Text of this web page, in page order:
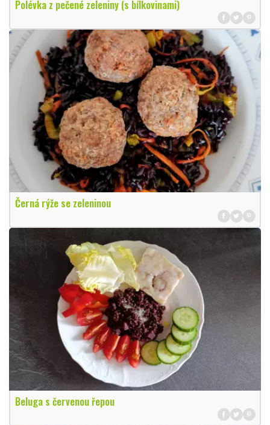
Polévka z pečené zeleniny (s bílkovinami)
Černá rýže se zeleninou
Beluga s červenou řepou